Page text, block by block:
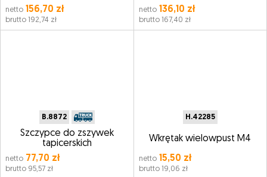
netto 156,70 zł
brutto 192,74 zł
netto136,10 zł
brutto 167,40 zł
B.8872
Szczypce do zszywek
tapicerskich
netto 77,70 zł
brutto 95,57 zł
H.42285
Wkrętak wielowpust M4
netto15,50 zł
brutto 19,06 zł